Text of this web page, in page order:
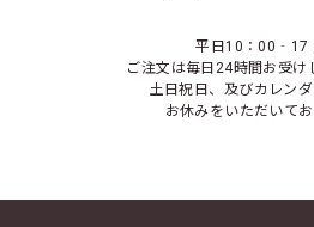
平日10：00‐17
ご注文は毎日24時間お受け
土日祝日、及びカレン
お休みをいただいてお